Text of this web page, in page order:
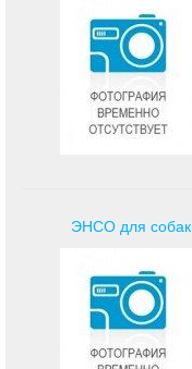
ЭНСО для собак